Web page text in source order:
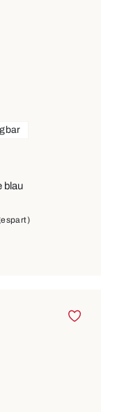
blau